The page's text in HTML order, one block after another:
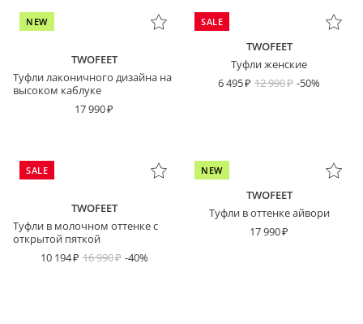
NEW
TWOFEET
Туфли лаконичного дизайна на
высоком каблуке
17 990
SALE
TWOFEET
Туфли женские
6 495
12 990 -50%
SALE
TWOFEET
Туфли в молочном оттенке с
открытой пяткой
10 194
16 990 -40%
NEW
TWOFEET
Туфли в оттенке айвори
17 990